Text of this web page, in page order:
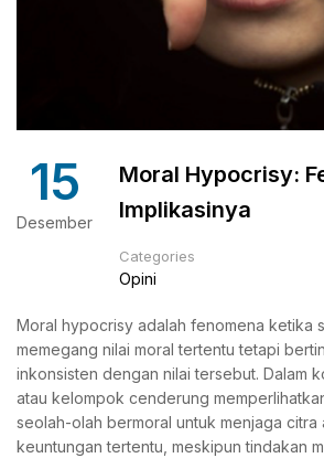
15
Desember
Moral Hypocrisy:
Implikasinya
Categories
Opini
Moral hypocrisy adalah fenomena ketika
memegang nilai moral tertentu tetapi
inkonsisten dengan nilai tersebut. Dalam
atau kelompok cenderung
seolah-olah bermoral untuk menjaga citra
keuntungan tertentu, meskipun tindakan